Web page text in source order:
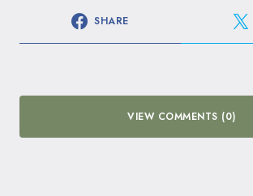
SHARE
VIEW COMMENTS (0)